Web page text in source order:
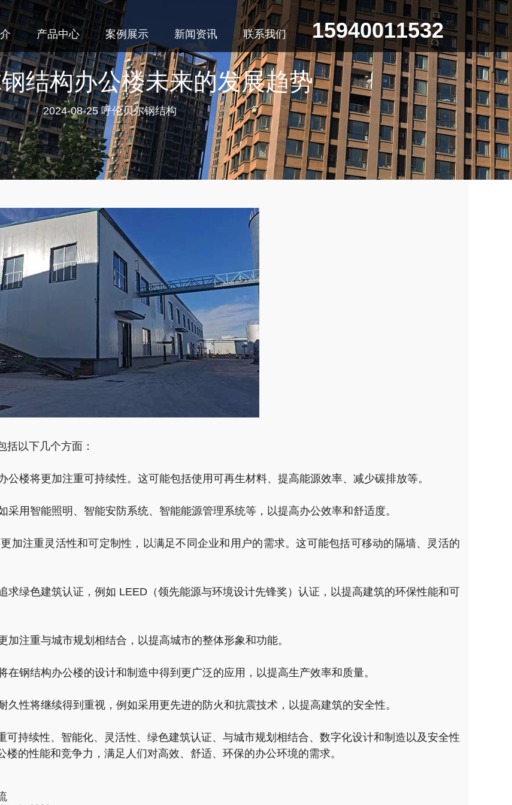
产品中心 案例展示 新闻资讯 联系我们 15940011532
结构办公楼未来的发展趋势
2024-08-25 呼伦贝尔钢结构
以下几个方面：
楼将更加注重可持续性。这可能包括使用可再生材料、提高能源效率、减少碳排放等。
用智能照明、智能安防系统、智能能源管理系统等，以提高办公效率和舒适度。
加注重灵活性和可定制性，以满足不同企业和用户的需求。这可能包括可移动的隔墙、灵活的
求绿色建筑认证，例如 LEED（领先能源与环境设计先锋奖）认证，以提高建筑的环保性能和可
注重与城市规划相结合，以提高城市的整体形象和功能。
钢结构办公楼的设计和制造中得到更广泛的应用，以提高生产效率和质量。
性将继续得到重视，例如采用更先进的防火和抗震技术，以提高建筑的安全性。
持续性、智能化、灵活性、绿色建筑认证、与城市规划相结合、数字化设计和制造以及安全性
的性能和竞争力，满足人们对高效、舒适、环保的办公环境的需求。